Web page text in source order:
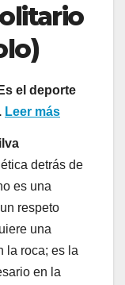
el deporte
Leer más
detrás de
es una
respeto
una
la roca; es la
en la